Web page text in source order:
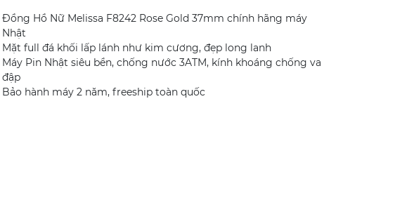
Đồng Hồ Nữ Melissa F8242 Rose Gold 37mm chính hãng máy
Nhật
Mặt full đá khối lấp lánh như kim cương, đẹp long lanh
Máy Pin Nhật siêu bền, chống nước 3ATM, kính khoáng chống va
đập
Bảo hành máy 2 năm, freeship toàn quốc